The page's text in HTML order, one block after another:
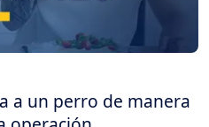
a un perro de manera